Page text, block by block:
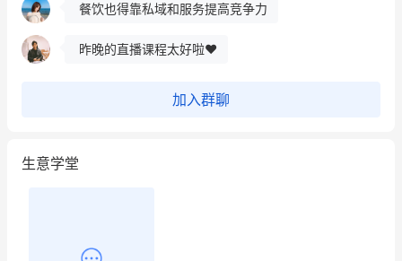
餐饮也得靠私域和服务提高竞争力
昨晚的直播课程太好啦❤️
加入群聊
生意学堂